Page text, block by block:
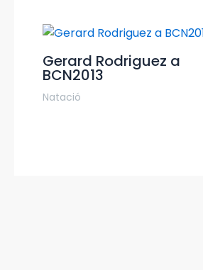
Gerard Rodriguez a
BCN2013
Natació